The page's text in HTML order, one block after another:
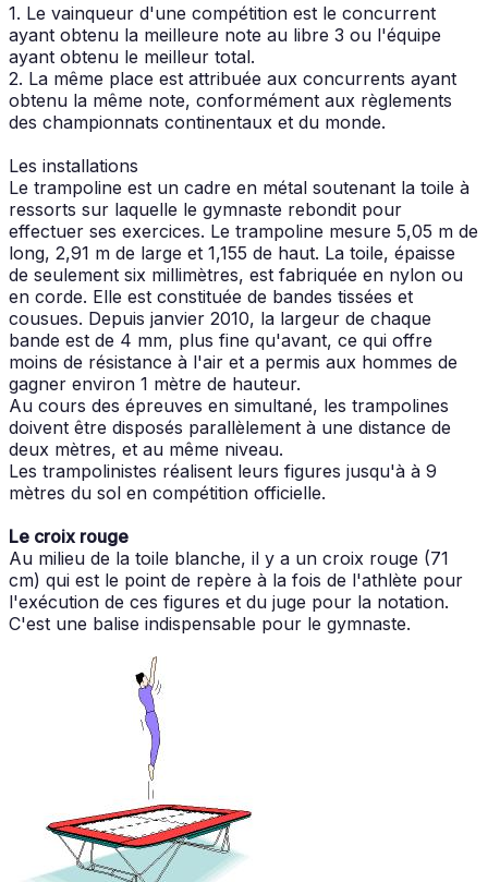
1. Le vainqueur d'une compétition est le concurrent
ayant obtenu la meilleure note au libre 3 ou l'équipe
ayant obtenu le meilleur total.
2. La même place est attribuée aux concurrents ayant
obtenu la même note, conformément aux règlements
des championnats continentaux et du monde.
Les installations
Le trampoline est un cadre en métal soutenant la toile à
ressorts sur laquelle le gymnaste rebondit pour
effectuer ses exercices. Le trampoline mesure 5,05 m de
long, 2,91 m de large et 1,155 de haut. La toile, épaisse
de seulement six millimètres, est fabriquée en nylon ou
en corde. Elle est constituée de bandes tissées et
cousues. Depuis janvier 2010, la largeur de chaque
bande est de 4 mm, plus fine qu'avant, ce qui offre
moins de résistance à l'air et a permis aux hommes de
gagner environ 1 mètre de hauteur.
Au cours des épreuves en simultané, les trampolines
doivent être disposés parallèlement à une distance de
deux mètres, et au même niveau.
Les trampolinistes réalisent leurs figures jusqu'à à 9
mètres du sol en compétition officielle.
Le croix rouge
Au milieu de la toile blanche, il y a un croix rouge (71
cm) qui est le point de repère à la fois de l'athlète pour
l'exécution de ces figures et du juge pour la notation.
C'est une balise indispensable pour le gymnaste.